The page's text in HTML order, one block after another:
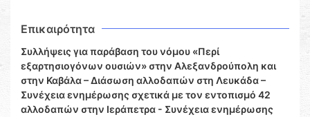
Επικαιρότητα
Συλλήψεις για παράβαση του νόμου «Περί
εξαρτησιογόνων ουσιών» στην Αλεξανδρούπολη και
στην Καβάλα – Διάσωση αλλοδαπών στη Λευκάδα –
Συνέχεια ενημέρωσης σχετικά με τον εντοπισμό 42
αλλοδαπών στην Ιεράπετρα - Συνέχεια ενημέρωσης